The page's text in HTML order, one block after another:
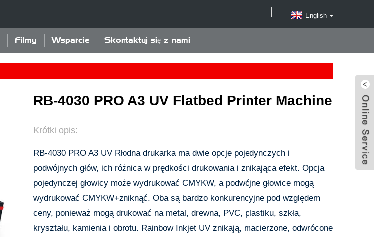
English
Filmy Wsparcie Skontaktuj się z nami
RB-4030 PRO A3 UV Flatbed Printer Machine
Krótki opis:
RB-4030 PRO A3 UV Rłodna drukarka ma dwie opcje pojedynczych i
podwójnych głów, ich różnica w prędkości drukowania i znikająca efekt. Opcja
pojedynczej głowicy może wydrukować CMYKW, a podwójne głowice mogą
wydrukować CMYKW+zniknąć. Oba są bardzo konkurencyjne pod względem
ceny, ponieważ mogą drukować na metal, drewna, PVC, plastiku, szkła,
kryształu, kamienia i obrotu. Rainbow Inkjet UV znikają, macierzone, odwrócone